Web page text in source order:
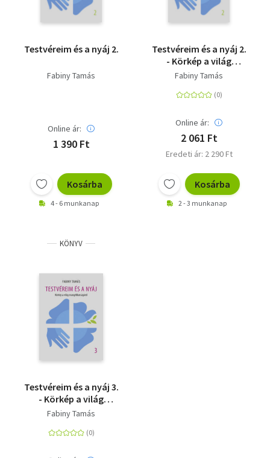
Testvéreim és a nyáj 2.
Fabiny Tamás
Online ár:
1 390 Ft
Kosárba
4 - 6 munkanap
Testvéreim és a nyáj 2.
- Körkép a világ
evangélikusságáról
Fabiny Tamás
Online ár:
2 061 Ft
Eredeti ár: 2 290 Ft
Kosárba
2 - 3 munkanap
KÖNYV
Testvéreim és a nyáj 3.
- Körkép a világ
evangélikusságáról
Fabiny Tamás